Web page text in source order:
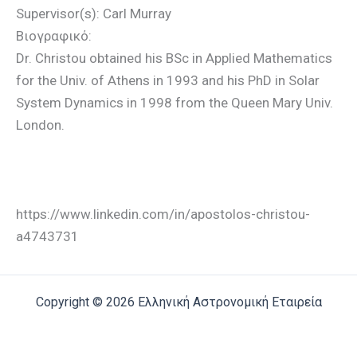
Supervisor(s): Carl Murray
Βιογραφικό:
Dr. Christou obtained his BSc in Applied Mathematics
for the Univ. of Athens in 1993 and his PhD in Solar
System Dynamics in 1998 from the Queen Mary Univ.
London.
https://www.linkedin.com/in/apostolos-christou-
a4743731
Copyright © 2026 Ελληνική Αστρονομική Εταιρεία